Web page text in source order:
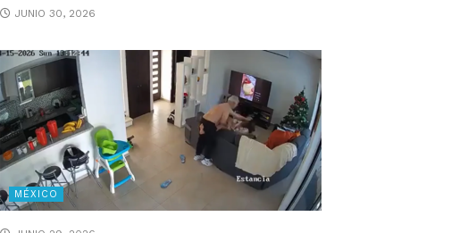
JUNIO 30, 2026
MÉXICO